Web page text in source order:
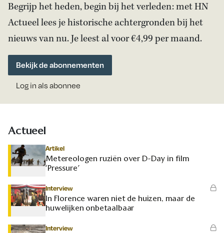
Begrijp het heden, begin bij het verleden: met HN
Actueel lees je historische achtergronden bij het
nieuws van nu. Je leest al voor €4,99 per maand.
Bekijk de abonnementen
Log in als abonnee
Actueel
Artikel
Metereologen ruziën over D-Day in film
‘Pressure’
Interview
In Florence waren niet de huizen, maar de
huwelijken onbetaalbaar
Interview